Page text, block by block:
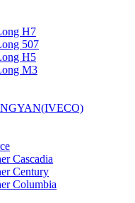
H7
507
H5
M3
Cascadia
Century
Columbia